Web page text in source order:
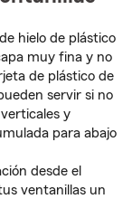
hielo de plástico
muy fina y no
de plástico de
servir si no
y
para abajo
desde el
ventanillas un